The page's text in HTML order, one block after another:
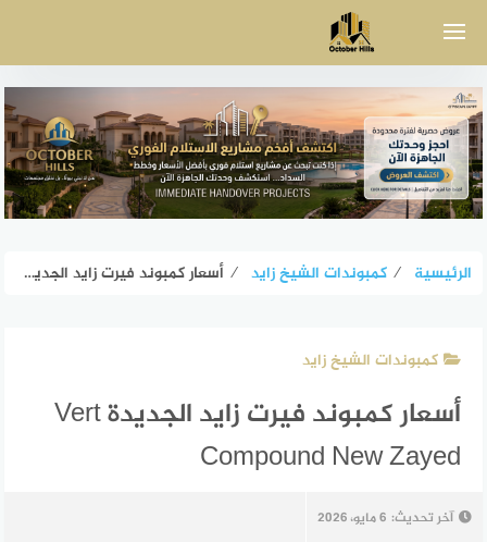
الرئيسية ⁄ كمبوندات الشيخ زايد ⁄ أسعار كمبوند فيرت زايد الجديدة Vert Compound New Zayed
كمبوندات الشيخ زايد
أسعار كمبوند فيرت زايد الجديدة Vert
Compound New Zayed
آخر تحديث: 6 مايو، 2026